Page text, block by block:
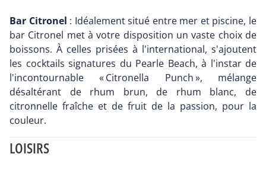
Bar Citronel : Idéalement situé entre mer et piscine, le
bar Citronel met à votre disposition un vaste choix de
boissons. À celles prisées à l'international, s'ajoutent
les cocktails signatures du Pearle Beach, à l'instar de
l'incontournable « Citronella Punch », mélange
désaltérant de rhum brun, de rhum blanc, de
citronnelle fraîche et de fruit de la passion, pour la
couleur.
LOISIRS